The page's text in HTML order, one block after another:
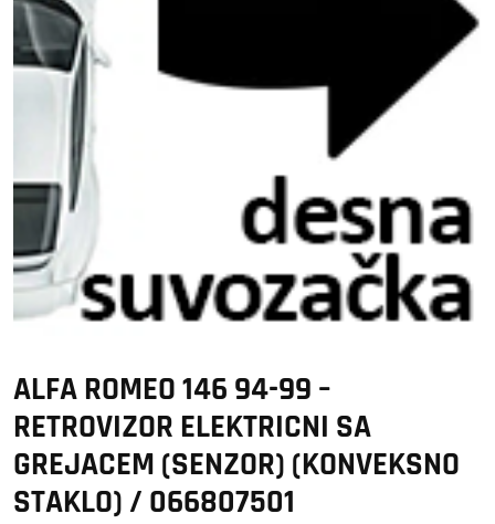
ALFA ROMEO 146 94-99 –
RETROVIZOR ELEKTRICNI SA
GREJACEM (SENZOR) (KONVEKSNO
STAKLO) / 066807501